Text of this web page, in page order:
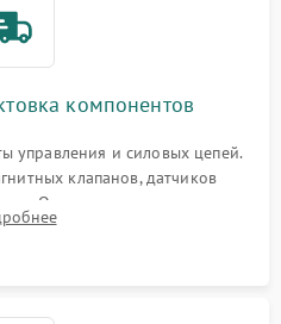
компонентов
управления и силовых цепей.
клапанов, датчиков
Оценка степени износа
колец гидросистемы